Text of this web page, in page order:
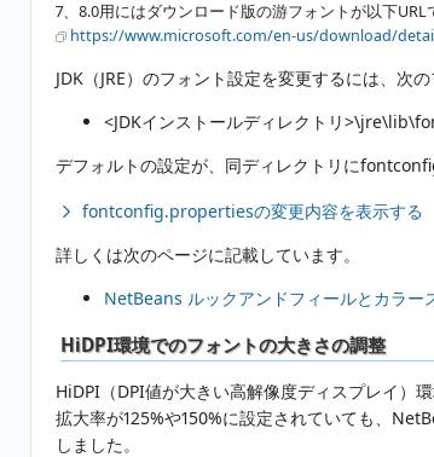
7、8.0用にはダウンロード版の游フォントが以下URL
https://www.microsoft.com/en-us/download/
JDK（JRE）のフォント設定を変更するには、次
<JDKインストールディレクトリ
デフォルトの設定が、同ディレクトリに
fontconfig.propertiesの変更内容を表示する
詳しくは次のページに記載しています。
NetBeans ルックアンドフィールとカラー
HiDPI環境でのフォントの大きさの調整
HiDPI（DPI値が大きい高解像度ディスプレイ）
拡大率が125%や150%に設定されていても、
しました。